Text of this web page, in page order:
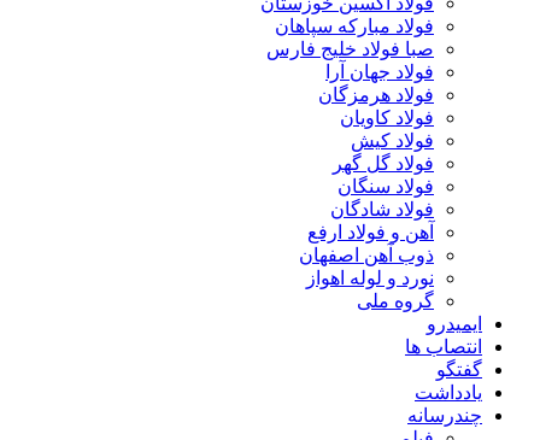
فولاد مبارکه سپاهان
صبا فولاد خلیج فارس
فولاد جهان آرا
فولاد هرمزگان
فولاد کاویان
فولاد کیش
فولاد گل گهر
فولاد سنگان
فولاد شادگان
آهن و فولاد ارفع
ذوب آهن اصفهان
نورد و لوله اهواز
گروه ملی
ایمیدرو
انتصاب ها
گفتگو
یادداشت
چندرسانه